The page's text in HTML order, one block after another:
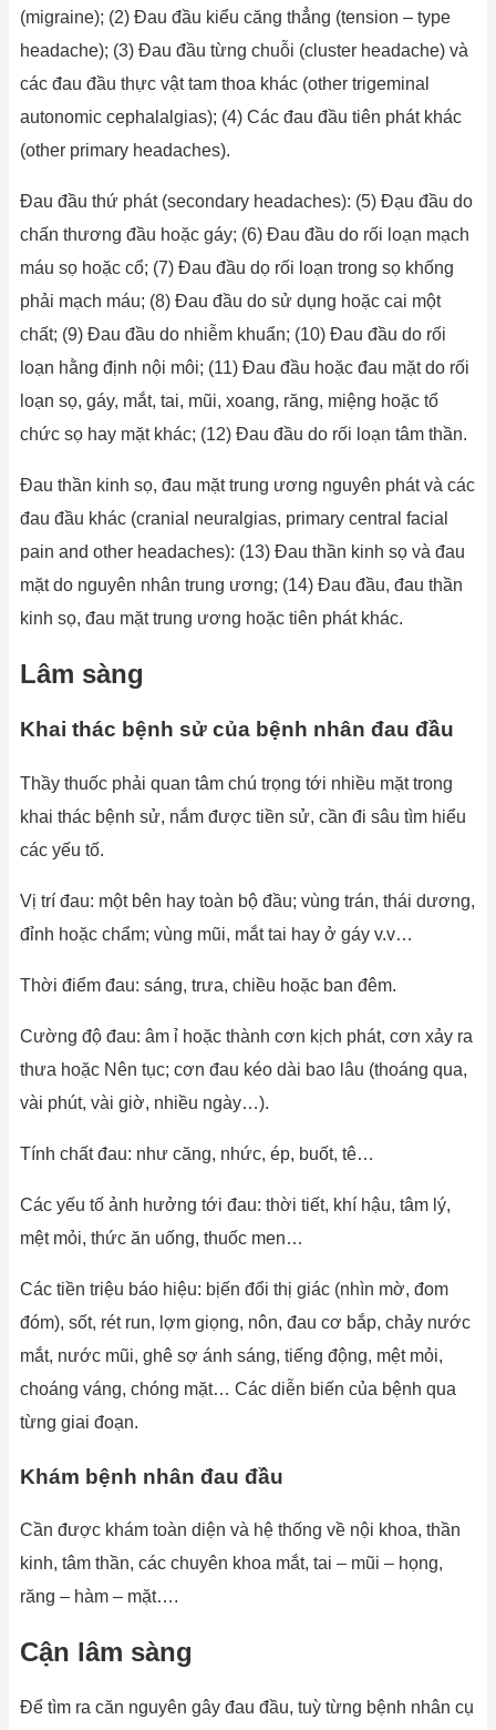
(migraine); (2) Đau đầu kiểu căng thẳng (tension – type
headache); (3) Đau đầu từng chuỗi (cluster headache) và
các đau đầu thực vật tam thoa khác (other trigeminal
autonomic cephalalgias); (4) Các đau đầu tiên phát khác
(other primary headaches).
Đau đầu thứ phát (secondary headaches): (5) Đạu đầu do
chấn thương đầu hoặc gáy; (6) Đau đầu do rối loạn mạch
máu sọ hoặc cổ; (7) Đau đầu dọ rối loạn trong sọ khống
phải mạch máu; (8) Đau đầu do sử dụng hoặc cai một
chất; (9) Đau đầu do nhiễm khuẩn; (10) Đau đầu do rối
loạn hằng định nội môi; (11) Đau đầu hoặc đau mặt do rối
loạn sọ, gáy, mắt, tai, mũi, xoang, răng, miệng hoặc tổ
chức sọ hay mặt khác; (12) Đau đầu do rối loạn tâm thần.
Đau thần kinh sọ, đau mặt trung ương nguyên phát và các
đau đầu khác (cranial neuralgias, primary central facial
pain and other headaches): (13) Đau thần kinh sọ và đau
mặt do nguyên nhân trung ương; (14) Đau đầu, đau thần
kinh sọ, đau mặt trung ương hoặc tiên phát khác.
Lâm sàng
Khai thác bệnh sử của bệnh nhân đau đầu
Thầy thuốc phải quan tâm chú trọng tới nhiều mặt trong
khai thác bệnh sử, nắm được tiền sử, cần đi sâu tìm hiểu
các yếu tố.
Vị trí đau: một bên hay toàn bộ đầu; vùng trán, thái dương,
đỉnh hoặc chẩm; vùng mũi, mắt tai hay ở gáy v.v…
Thời điểm đau: sáng, trưa, chiều hoặc ban đêm.
Cường độ đau: âm ỉ hoặc thành cơn kịch phát, cơn xảy ra
thưa hoặc Nên tục; cơn đau kéo dài bao lâu (thoáng qua,
vài phút, vài giờ, nhiều ngày…).
Tính chất đau: như căng, nhức, ép, buốt, tê…
Các yếu tố ảnh hưởng tới đau: thời tiết, khí hậu, tâm lý,
mệt mỏi, thức ăn uống, thuốc men…
Các tiền triệu báo hiệu: bịến đổi thị giác (nhìn mờ, đom
đóm), sốt, rét run, lợm giọng, nôn, đau cơ bắp, chảy nước
mắt, nước mũi, ghê sợ ánh sáng, tiếng động, mệt mỏi,
choáng váng, chóng mặt… Các diễn biến của bệnh qua
từng giai đoạn.
Khám bệnh nhân đau đầu
Cần được khám toàn diện và hệ thống về nội khoa, thần
kinh, tâm thần, các chuyên khoa mắt, tai – mũi – họng,
răng – hàm – mặt….
Cận lâm sàng
Để tìm ra căn nguyên gây đau đầu, tuỳ từng bệnh nhân cụ